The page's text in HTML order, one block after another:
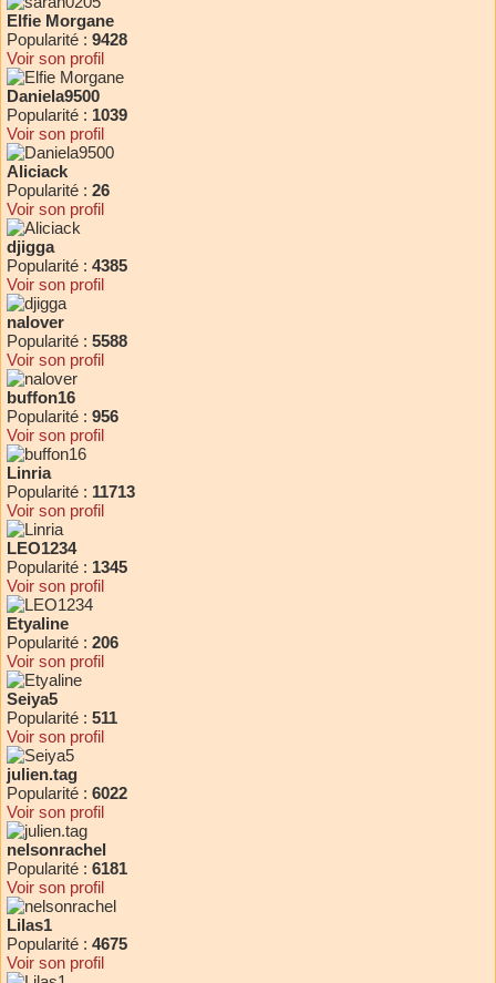
Elfie Morgane
Popularité : 9428
Voir son profil
Daniela9500
Popularité : 1039
Voir son profil
Aliciack
Popularité : 26
Voir son profil
djigga
Popularité : 4385
Voir son profil
nalover
Popularité : 5588
Voir son profil
buffon16
Popularité : 956
Voir son profil
Linria
Popularité : 11713
Voir son profil
LEO1234
Popularité : 1345
Voir son profil
Etyaline
Popularité : 206
Voir son profil
Seiya5
Popularité : 511
Voir son profil
julien.tag
Popularité : 6022
Voir son profil
nelsonrachel
Popularité : 6181
Voir son profil
Lilas1
Popularité : 4675
Voir son profil